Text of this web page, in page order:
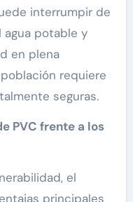
interrumpir de
agua potable y
en plena
requiere
seguras.
PVC frente a los
el
principales